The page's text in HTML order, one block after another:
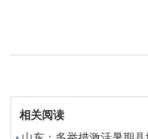
相关阅读